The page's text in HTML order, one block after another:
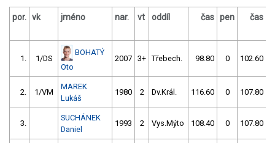
por. vk jméno nar. vt oddíl čas pen čas
1. 1/DS
BOHATÝ
Oto
2007 3+ Třebech. 98.80 0 102.60
2. 1/VM
MAREK
Lukáš
1980 2 Dv.Král. 116.60 0 107.80
3.
SUCHÁNEK
Daniel
1993 2 Vys.Mýto 108.40 0 107.80